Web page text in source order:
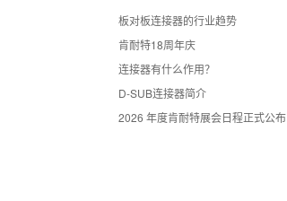
板对板连接器的行业趋势
肯耐特18周年庆
连接器有什么作用？
D-SUB连接器简介
2026 年度肯耐特展会日程正式公布